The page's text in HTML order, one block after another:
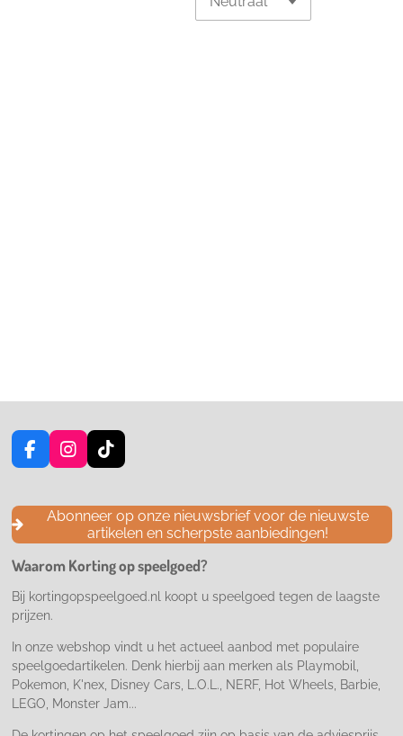
F
a
e
o
k
I
n
t
a
g
r
a
m
T
i
T
o
k
Abonneer op onze nieuwsbrief voor de nieuwste
artikelen en scherpste aanbiedingen!
Waarom Korting op speelgoed?
Bij kortingopspeelgoed.nl koopt u speelgoed tegen de laagste
prijzen.
In onze webshop vindt u het actueel aanbod met populaire
speelgoedartikelen. Denk hierbij aan merken als Playmobil,
Pokemon, K'nex, Disney Cars, L.O.L., NERF, Hot Wheels, Barbie,
LEGO, Monster Jam...